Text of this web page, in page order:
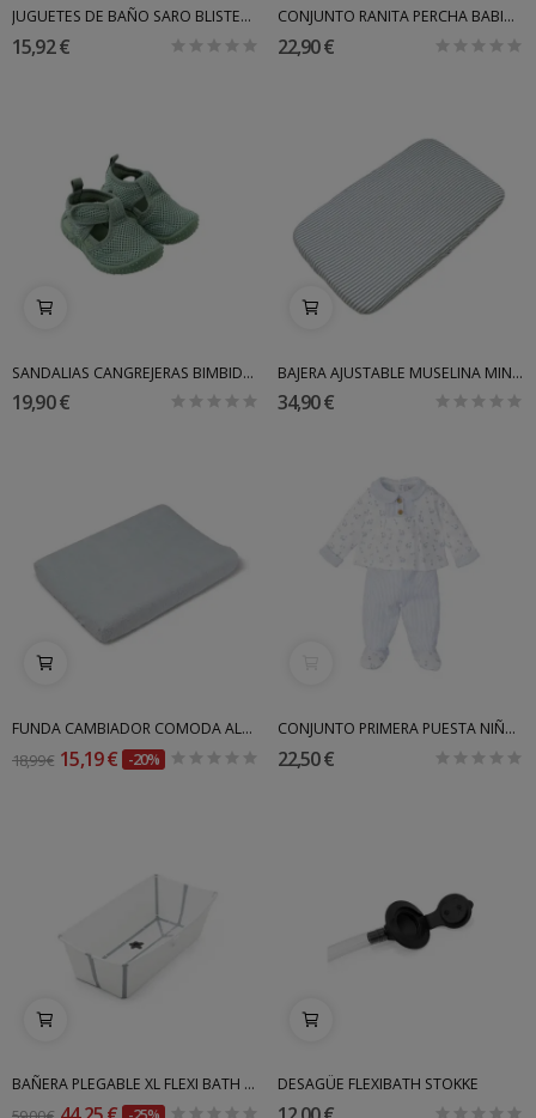
JUGUETES DE BAÑO SARO BLISTER TRANSPARENTE
15,92 €
CONJUNTO RANITA PERCHA BABIDU VERANO
22,90 €
SANDALIAS CANGREJERAS BIMBIDREAMS
19,90 €
BAJERA AJUSTABLE MUSELINA MINICUNA O CUNA...
34,90 €
FUNDA CAMBIADOR COMODA ALGODON BONJOURBEBE
18,99 € 15,19 € -20%
CONJUNTO PRIMERA PUESTA NIÑO BABIDU INV
22,50 €
BAÑERA PLEGABLE XL FLEXI BATH STOKKE DESAGÜE FLEXIBATH STOKKE